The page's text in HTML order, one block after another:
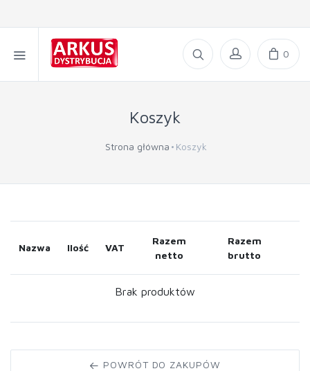
0
Koszyk
Strona główna Koszyk
Nazwa Ilość VAT
Razem
netto
Razem
brutto
Brak produktów
POWRÓT DO ZAKUPÓW